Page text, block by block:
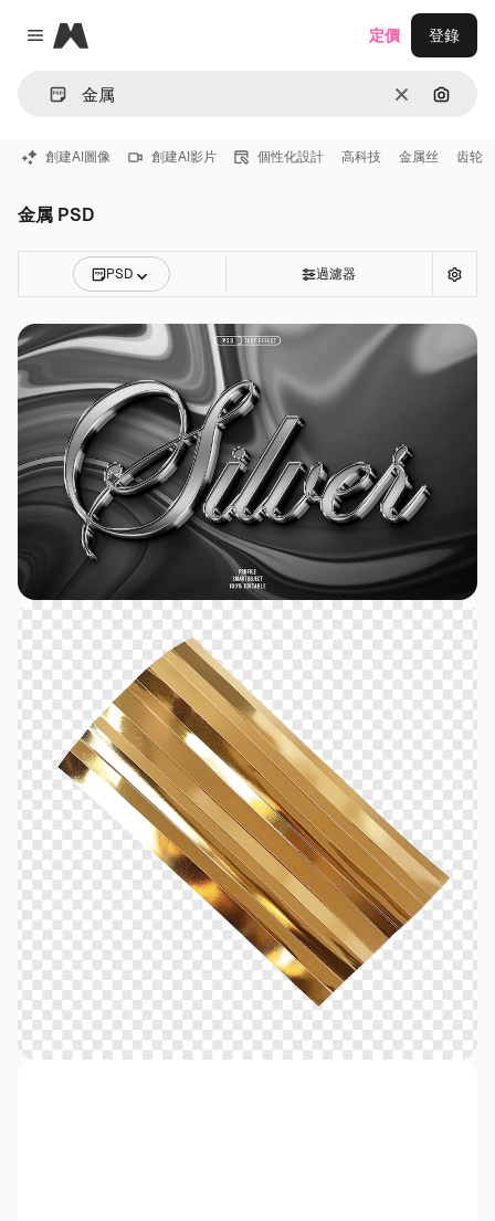
Close menu
Magnific
清除 通過圖
定價 登錄
創建AI圖像 創建AI影片 個性化設計 高科技 金属丝 齿轮
金属 PSD
PSD 過濾器